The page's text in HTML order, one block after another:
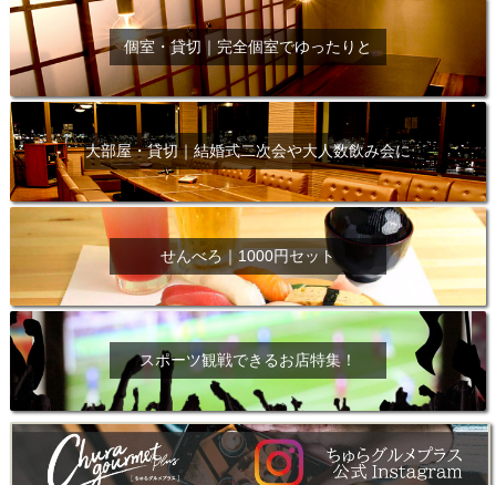
個室・貸切｜完全個室でゆったりと
大部屋・貸切｜結婚式二次会や大人数飲み会に
せんべろ｜1000円セット
スポーツ観戦できるお店特集！